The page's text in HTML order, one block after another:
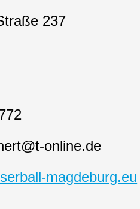
237
online.de
magdeburg.eu